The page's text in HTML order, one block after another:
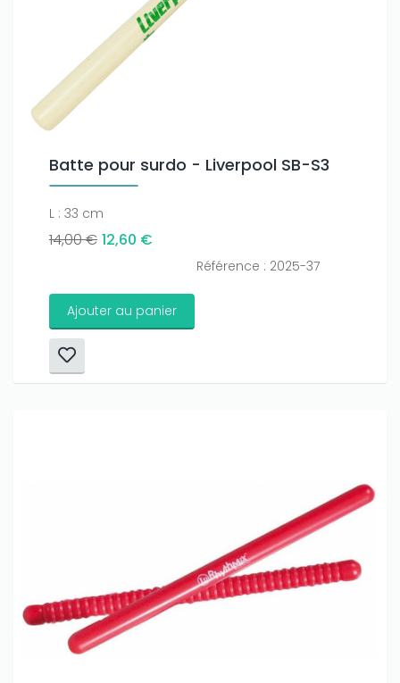
Batte pour surdo - Liverpool SB-S3
L : 33 cm
14,00 € 12,60 €
Référence : 2025-37
Ajouter au panier